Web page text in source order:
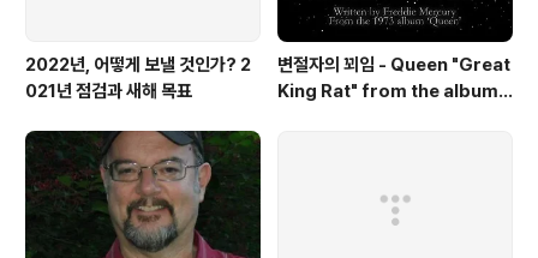
2022년, 어떻게 보낼 것인가? 2
021년 점검과 새해 목표
변절자의 꾀임 - Queen "Great
King Rat" from the album